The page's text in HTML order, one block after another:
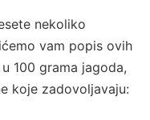
nekoliko
vam popis ovih
100 grama jagoda,
koje zadovoljavaju: